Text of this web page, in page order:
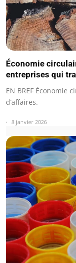
Économie
entreprises qui
EN BREF Économie
d’affaires.
8 janvier 2026